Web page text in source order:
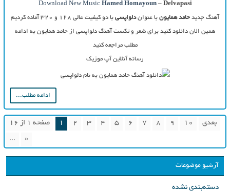
Download New Music Hamed Homayoun– Delvapasi
آهنگ جدید حامد همایون با عنواندلواپسی با دو کیفیت عالی ۱۲۸ و ۳۲۰ آماده کردیم
همین الان دانلود کنید برای شعر و تکست آهنگ دلواپسی از حامد همایون به ادامه
مطلب مراجعه کنید
رسانه آنلاین آپ موزیک
ادامه مطلب...
صفحه 1 از 16 1 2 3 4 5 6 7 8 9 10 بعدی
... «
آرشیو موضوعات
دسته‌بندی نشده